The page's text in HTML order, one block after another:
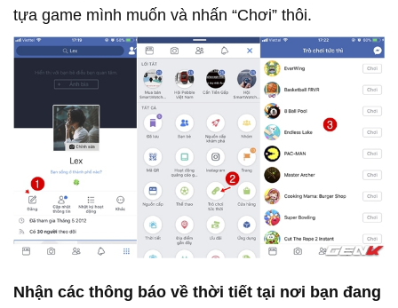
tựa game mình muốn và nhấn “Chơi” thôi.
Nhận các thông báo về thời tiết tại nơi bạn đang